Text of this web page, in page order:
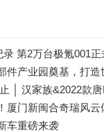
录 第2万台极氪001
件产业园奠基，打造
│ 汉家族&2022款
！
厦门新闽合奇瑞风云
车重磅来袭